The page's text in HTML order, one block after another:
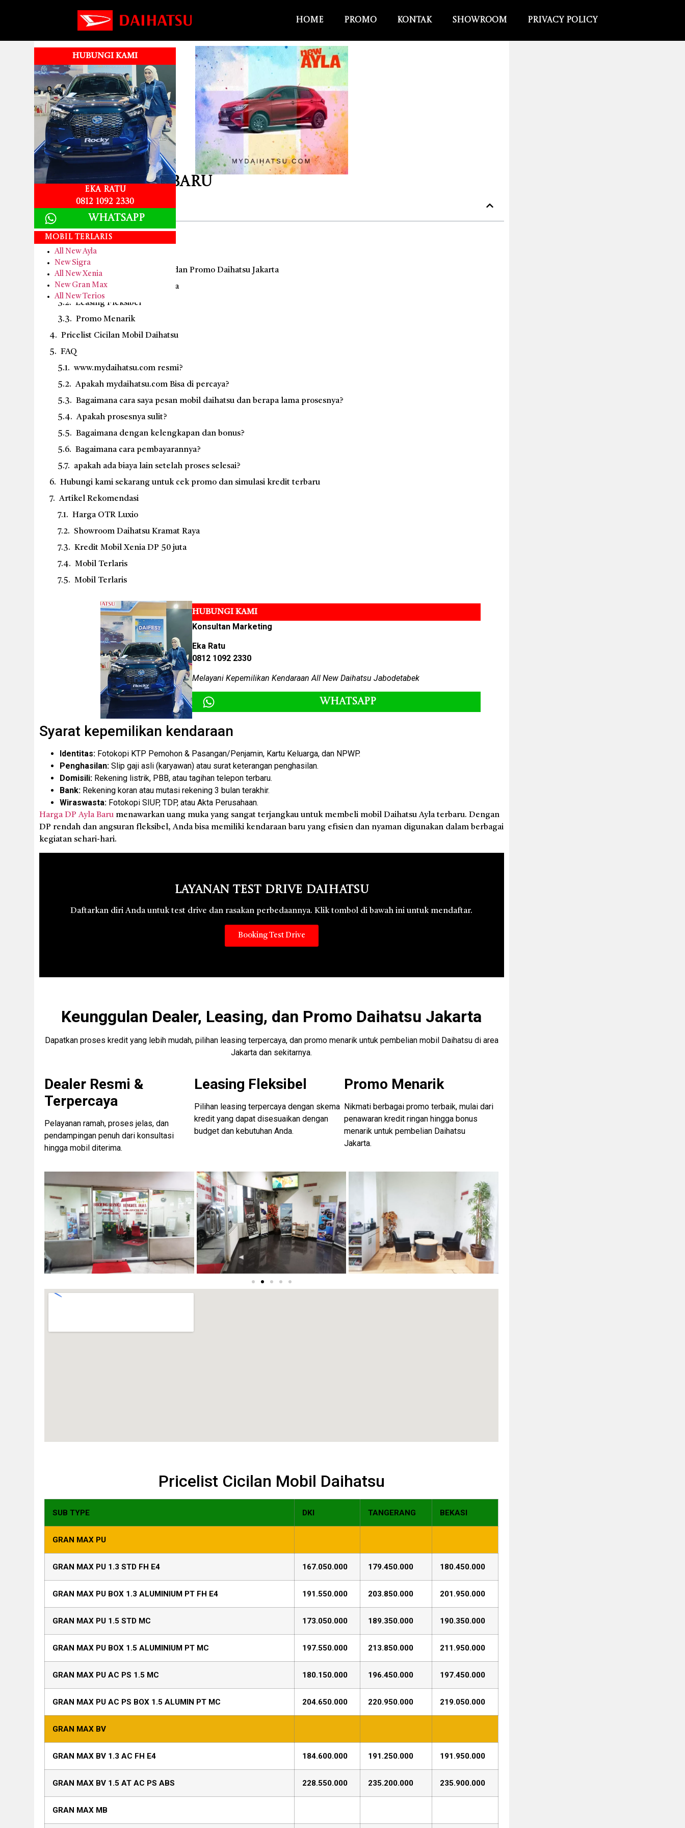
Home Promo Kontak Showroom Privacy Policy
Harga DP Ayla Baru
Table of Contents
Syarat kepemilikan kendaraan
Layanan Test Drive Daihatsu
Keunggulan Dealer, Leasing, dan Promo Daihatsu Jakarta
Dealer Resmi & Terpercaya
Leasing Fleksibel
Promo Menarik
Pricelist Cicilan Mobil Daihatsu
FAQ
www.mydaihatsu.com resmi?
Apakah mydaihatsu.com Bisa di percaya?
Bagaimana cara saya pesan mobil daihatsu dan berapa lama prosesnya?
Apakah prosesnya sulit?
Bagaimana dengan kelengkapan dan bonus?
Bagaimana cara pembayarannya?
apakah ada biaya lain setelah proses selesai?
Hubungi kami sekarang untuk cek promo dan simulasi kredit terbaru
Artikel Rekomendasi
Harga OTR Luxio
Showroom Daihatsu Kramat Raya
Kredit Mobil Xenia DP 50 juta
Mobil Terlaris
Mobil Terlaris
HUBUNGI KAMI
Konsultan Marketing
Eka Ratu
0812 1092 2330
Melayani Kepemilikan Kendaraan All New Daihatsu Jabodetabek
Whatsapp
Syarat kepemilikan kendaraan
Identitas: Fotokopi KTP Pemohon & Pasangan/Penjamin, Kartu Keluarga, dan NPWP.
Penghasilan: Slip gaji asli (karyawan) atau surat keterangan penghasilan.
Domisili: Rekening listrik, PBB, atau tagihan telepon terbaru.
Bank: Rekening koran atau mutasi rekening 3 bulan terakhir.
Wiraswasta: Fotokopi SIUP, TDP, atau Akta Perusahaan.
Harga DP Ayla Baru menawarkan uang muka yang sangat terjangkau untuk membeli mobil Daihatsu Ayla terbaru. Dengan
DP rendah dan angsuran fleksibel, Anda bisa memiliki kendaraan baru yang efisien dan nyaman digunakan dalam berbagai
kegiatan sehari-hari.
Layanan Test Drive Daihatsu
Daftarkan diri Anda untuk test drive dan rasakan perbedaannya. Klik tombol di bawah ini untuk mendaftar.
Booking Test Drive
Keunggulan Dealer, Leasing, dan Promo Daihatsu Jakarta
Dapatkan proses kredit yang lebih mudah, pilihan leasing terpercaya, dan promo menarik untuk pembelian mobil Daihatsu di area
Jakarta dan sekitarnya.
Dealer Resmi &
Terpercaya
Pelayanan ramah, proses jelas, dan
pendampingan penuh dari konsultasi
hingga mobil diterima.
Leasing Fleksibel
Pilihan leasing terpercaya dengan skema
kredit yang dapat disesuaikan dengan
budget dan kebutuhan Anda.
Promo Menarik
Nikmati berbagai promo terbaik, mulai dari
penawaran kredit ringan hingga bonus
menarik untuk pembelian Daihatsu
Jakarta.
Pricelist Cicilan Mobil Daihatsu
SUB TYPE DKI TANGERANG BEKASI
GRAN MAX PU
GRAN MAX PU 1.3 STD FH E4 167.050.000 179.450.000 180.450.000
GRAN MAX PU BOX 1.3 ALUMINIUM PT FH E4 191.550.000 203.850.000 201.950.000
GRAN MAX PU 1.5 STD MC 173.050.000 189.350.000 190.350.000
GRAN MAX PU BOX 1.5 ALUMINIUM PT MC 197.550.000 213.850.000 211.950.000
GRAN MAX PU AC PS 1.5 MC 180.150.000 196.450.000 197.450.000
GRAN MAX PU AC PS BOX 1.5 ALUMIN PT MC 204.650.000 220.950.000 219.050.000
GRAN MAX BV
GRAN MAX BV 1.3 AC FH E4 184.600.000 191.250.000 191.950.000
GRAN MAX BV 1.5 AT AC PS ABS 228.550.000 235.200.000 235.900.000
GRAN MAX MB
HUBUNGI KAMI
Eka Ratu
0812 1092 2330
Whatsapp
Mobil Terlaris
All New Ayla
New Sigra
All New Xenia
New Gran Max
All New Terios